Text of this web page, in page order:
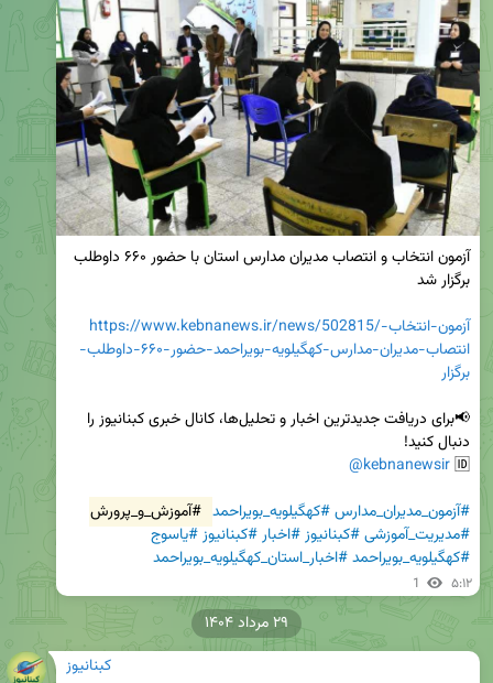
https://www.kebnanews.ir/news/502815/آزمون-انتخاب-
انتصاب-مدیران-مدارس-کهگیلویه-بویراحمد-حضور-۶۶۰-داوطلب-
برگزار
🆔
@kebnanewsir
#آزمون_مدیران_مدارس#کهگیلویه_بویراحمد #آموزش_و_پرورش
#مدیریت_آموزشی#کبنانیوز#اخبار#کبنانیوز#یاسوج
#کهگیلویه_بویراحمد#اخبار_استان_کهگیلویه_بویراحمد
1 ۵:۱۲
کبنانیوز
۲۹ مرداد ۱۴۰۴